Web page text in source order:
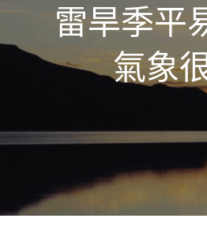
雷旱季平
氣象